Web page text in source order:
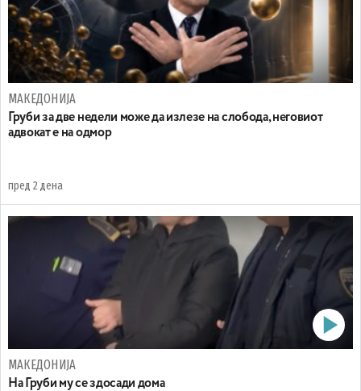
МАКЕДОНИЈА
Груби за две недели може да излезе на слобода, неговиот
адвокат е на одмор
пред 2 дена
МАКЕДОНИЈА
На Груби му се здосади дома